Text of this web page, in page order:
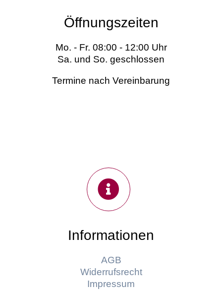
Öffnungszeiten
Mo. - Fr. 08:00 - 12:00 Uhr
Sa. und So. geschlossen
Termine nach Vereinbarung
Informationen
AGB
Widerrufsrecht
Impressum